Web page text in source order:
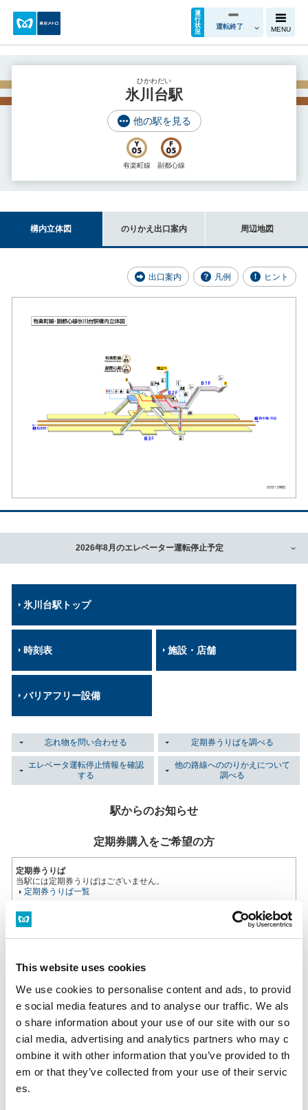
This website uses cookies
We use cookies to personalise content and ads, to provid
e social media features and to analyse our traffic. We als
o share information about your use of our site with our so
cial media, advertising and analytics partners who may c
ombine it with other information that you’ve provided to th
em or that they’ve collected from your use of their servic
es.
運
行
状
況
運転終了 MENU
ひかわだい
氷川台駅
他の駅を見る
有楽町線 副都心線
構内立体図 のりかえ出口案内 周辺地図
出口案内 凡例 ヒント
2026年8月のエレベーター運転停止予定
氷川台駅トップ
時刻表 施設・店舗
バリアフリー設備
忘れ物を問い合わせる 定期券うりばを調べる
エレベータ運転停止情報を確認
する
他の路線へののりかえについて
調べる
駅からのお知らせ
定期券購入をご希望の方
定期券うりば
当駅には定期券うりばはございません。
定期券うりば一覧
多機能券売機
すべてのきっぷうりばに設置されております。
忘れ物をした方
忘れ物をした当日中に問い合わせる場合
忘れ物をした駅事務室までお問い合わせください。
駅事務室の電話番号
忘れ物をした翌日以降に問い合わせる場合